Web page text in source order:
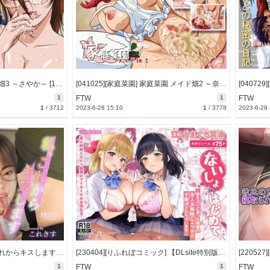
[050801][家庭菜園] メイド畑3 ～さやか～ [15M] [RJ017811]
1
1 /3712
[041025][家庭菜園] 家庭菜園 メイド畑2 ～奈々緒～ [25M] [RJ014560]
1
FTW
1 /3778
2023-6-28 15:10
FTW
2023-6-28
[221014][これきす] 私、これからキスします。〜石橋かりんChapter2～ [4064M] [RJ425956]
1
[230404][りふれぼコミック] 【DLsite特別版】ないしょのはじめて ～数年ぶりに逢った親戚の美人JK姉妹にエッチの手解きされちゃいます～ [544M] [RJ01041980]
1
FTW FTW